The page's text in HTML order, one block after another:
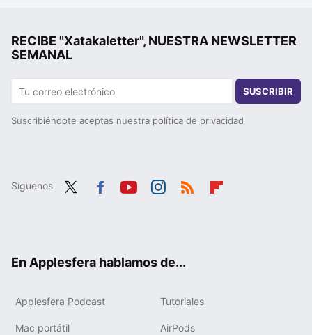
RECIBE "Xatakaletter", NUESTRA NEWSLETTER
SEMANAL
SUSCRIBIR
Suscribiéndote aceptas nuestra política de privacidad
Síguenos
En Applesfera hablamos de...
Applesfera Podcast Tutoriales
Mac portátil AirPods